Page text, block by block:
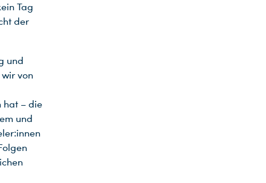
Tag
der
und
von
hat – die
und